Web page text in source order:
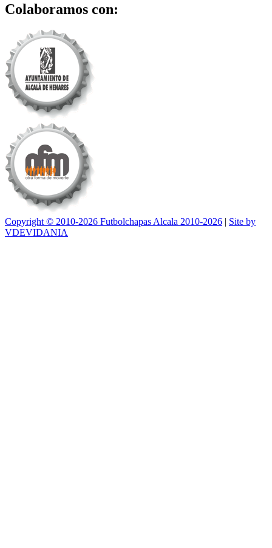
Colaboramos con:
Copyright © 2010-2026 Futbolchapas Alcala 2010-2026 | Site by
VDEVIDANIA